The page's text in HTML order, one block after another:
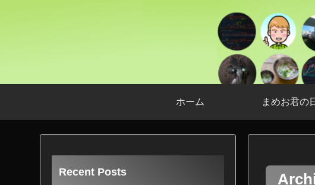
ホーム まめお君の
Recent Posts